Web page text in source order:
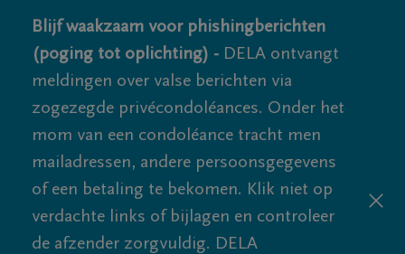
Blijf waakzaam voor phishingberichten
(poging tot oplichting) - DELA ontvangt
meldingen over valse berichten via
zogezegde privécondoléances. Onder het
mom van een condoléance tracht men
mailadressen, andere persoonsgegevens
of een betaling te bekomen. Klik niet op
verdachte links of bijlagen en controleer
de afzender zorgvuldig. DELA